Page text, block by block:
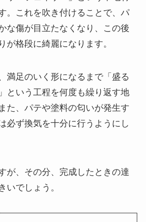
。これを吹き付けることで、パ
な傷が目立たなくなり、この後
が格段に綺麗になります。
満足のいく形になるまで「盛る
いう工程を何度も繰り返す地
た、パテや塗料の匂いが発生す
必ず換気を十分に行うようにし
が、その分、完成したときの達
いでしょう。